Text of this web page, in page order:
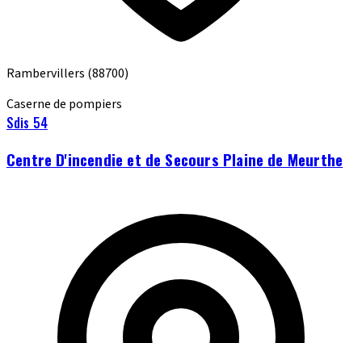
Rambervillers (88700)
Caserne de pompiers
Sdis 54
Centre D'incendie et de Secours Plaine de Meurthe